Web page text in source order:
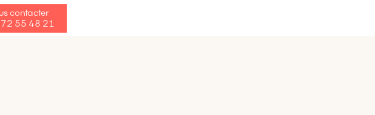
contacter
55 48 21